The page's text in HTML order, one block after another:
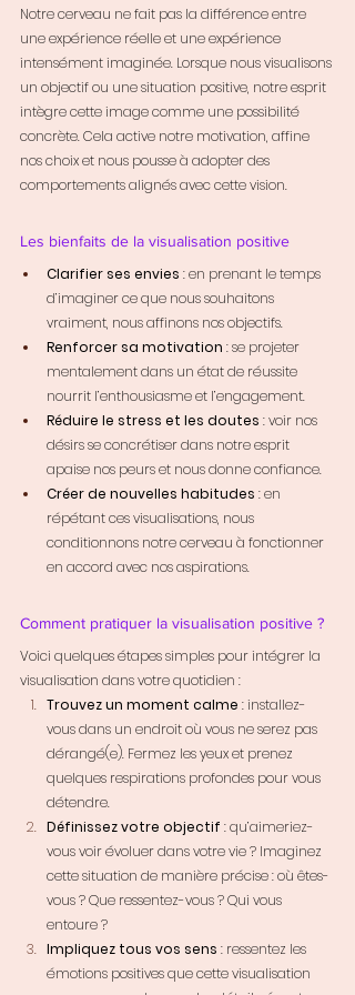
Notre cerveau ne fait pas la différence entre
une expérience réelle et une expérience
intensément imaginée. Lorsque nous visualisons
un objectif ou une situation positive, notre esprit
intègre cette image comme une possibilité
concrète. Cela active notre motivation, affine
nos choix et nous pousse à adopter des
comportements alignés avec cette vision.
Les bienfaits de la visualisation positive
Clarifier ses envies : en prenant le temps
d’imaginer ce que nous souhaitons
vraiment, nous affinons nos objectifs.
Renforcer sa motivation : se projeter
mentalement dans un état de réussite
nourrit l’enthousiasme et l’engagement.
Réduire le stress et les doutes : voir nos
désirs se concrétiser dans notre esprit
apaise nos peurs et nous donne confiance.
Créer de nouvelles habitudes : en
répétant ces visualisations, nous
conditionnons notre cerveau à fonctionner
en accord avec nos aspirations.
Comment pratiquer la visualisation positive ?
Voici quelques étapes simples pour intégrer la
visualisation dans votre quotidien :
Trouvez un moment calme : installez-
vous dans un endroit où vous ne serez pas
dérangé(e). Fermez les yeux et prenez
quelques respirations profondes pour vous
détendre.
Définissez votre objectif : qu’aimeriez-
vous voir évoluer dans votre vie ? Imaginez
cette situation de manière précise : où êtes-
vous ? Que ressentez-vous ? Qui vous
entoure ?
Impliquez tous vos sens : ressentez les
émotions positives que cette visualisation